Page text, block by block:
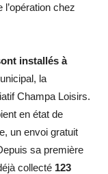
chez
installés à
la
Champa Loisirs.
en état de
un envoi gratuit
sa première
collecté 123